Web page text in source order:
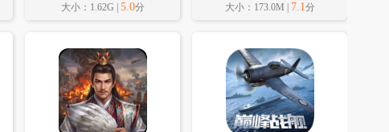
大小：1.62G | 5.0分 大小：173.0M | 7.1分